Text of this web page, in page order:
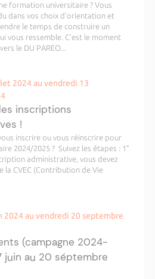
formation universitaire ? Vous
dans vos choix d'orientation et
le temps de construire un
vous ressemble. C’est le moment
le DU PAREO...
2024 au vendredi 13
inscriptions
!
inscrire ou vous réinscrire pour
2024/2025 ? Suivez les étapes : 1°
administrative, vous devez
la CVEC (Contribution de Vie
2024 au vendredi 20 septembre
(campagne 2024-
juin au 20 séptembre